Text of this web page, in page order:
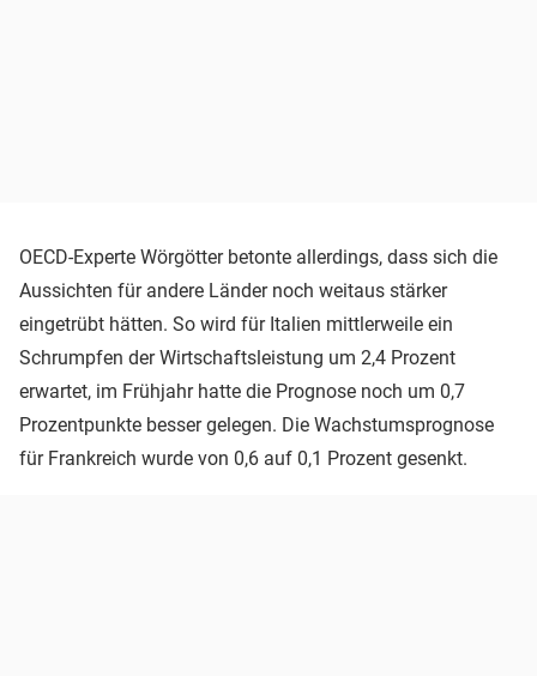
OECD-Experte Wörgötter betonte allerdings, dass sich die
Aussichten für andere Länder noch weitaus stärker
eingetrübt hätten. So wird für Italien mittlerweile ein
Schrumpfen der Wirtschaftsleistung um 2,4 Prozent
erwartet, im Frühjahr hatte die Prognose noch um 0,7
Prozentpunkte besser gelegen. Die Wachstumsprognose
für Frankreich wurde von 0,6 auf 0,1 Prozent gesenkt.